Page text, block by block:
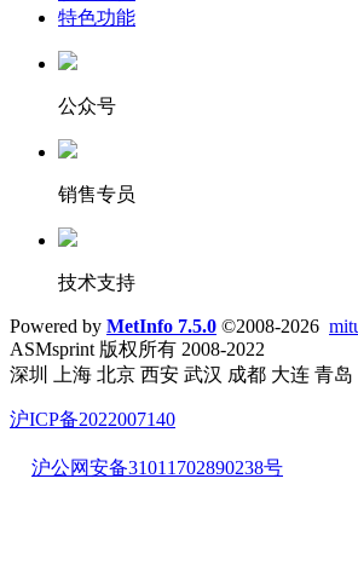
特色功能
公众号
销售专员
技术支持
Powered by MetInfo 7.5.0 ©2008-2026
ASMsprint 版权所有 2008-2022
深圳 上海 北京 西安 武汉 成都 大连 青岛
沪ICP备2022007140
沪公网安备31011702890238号